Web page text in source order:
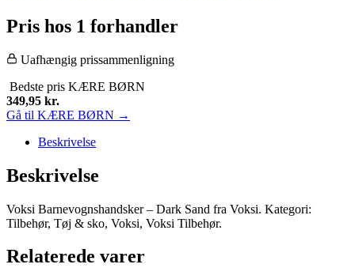
Pris hos 1 forhandler
Uafhængig prissammenligning
Bedste pris KÆRE BØRN
349,95 kr.
Gå til KÆRE BØRN →
Beskrivelse
Beskrivelse
Voksi Barnevognshandsker – Dark Sand fra Voksi. Kategori:
Tilbehør, Tøj & sko, Voksi, Voksi Tilbehør.
Relaterede varer